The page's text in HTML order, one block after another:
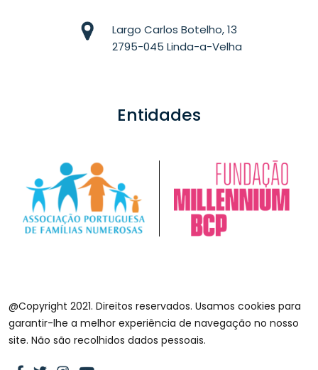
Largo Carlos Botelho, 13
2795-045 Linda-a-Velha
Entidades
@Copyright 2021. Direitos reservados. Usamos cookies para
garantir-lhe a melhor experiência de navegação no nosso
site. Não são recolhidos dados pessoais.